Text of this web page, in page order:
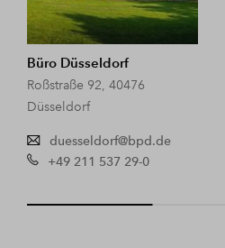
Büro Düsseldorf
Roßstraße 92, 40476
Düsseldorf
duesseldorf@bpd.de
+49 211 537 29-0